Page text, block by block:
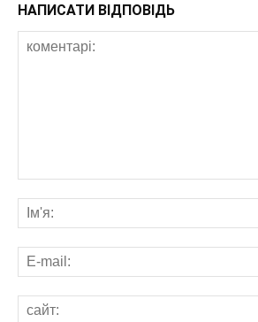
НАПИСАТИ ВІДПОВІДЬ